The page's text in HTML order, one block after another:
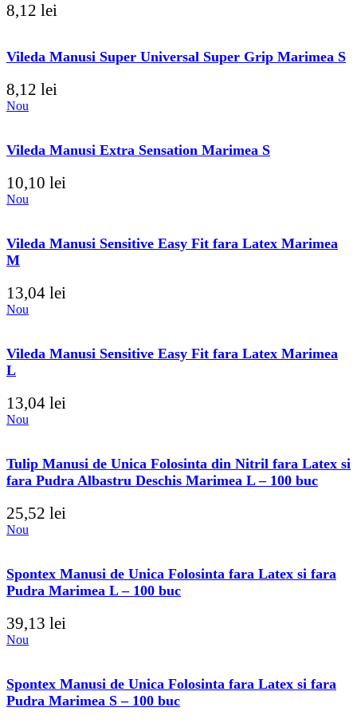
8,12 lei
Vileda Manusi Super Universal Super Grip Marimea S
8,12 lei
Nou
Vileda Manusi Extra Sensation Marimea S
10,10 lei
Nou
Vileda Manusi Sensitive Easy Fit fara Latex Marimea
M
13,04 lei
Nou
Vileda Manusi Sensitive Easy Fit fara Latex Marimea
L
13,04 lei
Nou
Tulip Manusi de Unica Folosinta din Nitril fara Latex si
fara Pudra Albastru Deschis Marimea L – 100 buc
25,52 lei
Nou
Spontex Manusi de Unica Folosinta fara Latex si fara
Pudra Marimea L – 100 buc
39,13 lei
Nou
Spontex Manusi de Unica Folosinta fara Latex si fara
Pudra Marimea S – 100 buc